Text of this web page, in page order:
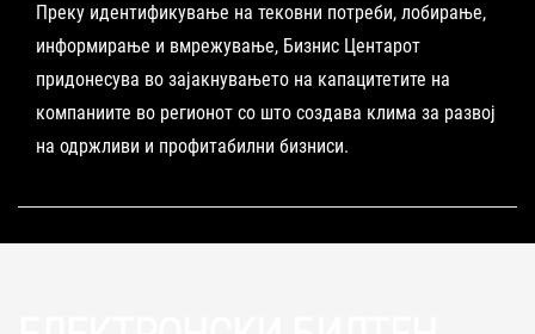
Преку идентификување на тековни потреби, лобирање,
информирање и вмрежување, Бизнис Центарот
придонесува во зајакнувањето на капацитетите на
компаниите во регионот со што создава клима за развој
на одржливи и профитабилни бизниси.